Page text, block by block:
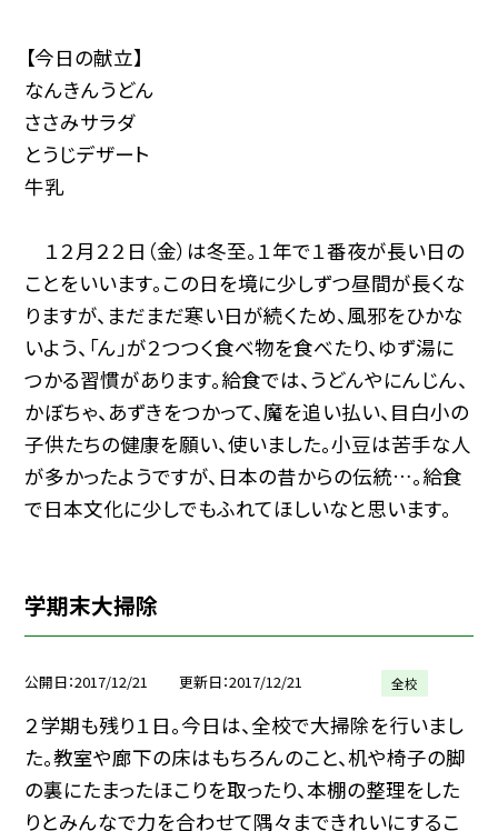
【今日の献立】
なんきんうどん
ささみサラダ
とうじデザート
牛乳
１２月２２日（金）は冬至。１年で１番夜が長い日の
ことをいいます。この日を境に少しずつ昼間が長くな
りますが、まだまだ寒い日が続くため、風邪をひかな
いよう、「ん」が２つつく食べ物を食べたり、ゆず湯に
つかる習慣があります。給食では、うどんやにんじん、
かぼちゃ、あずきをつかって、魔を追い払い、目白小の
子供たちの健康を願い、使いました。小豆は苦手な人
が多かったようですが、日本の昔からの伝統…。給食
で日本文化に少しでもふれてほしいなと思います。
学期末大掃除
公開日 2017/12/21 更新日 2017/12/21 全校
２学期も残り１日。今日は、全校で大掃除を行いまし
た。教室や廊下の床はもちろんのこと、机や椅子の脚
の裏にたまったほこりを取ったり、本棚の整理をした
りとみんなで力を合わせて隅々まできれいにするこ